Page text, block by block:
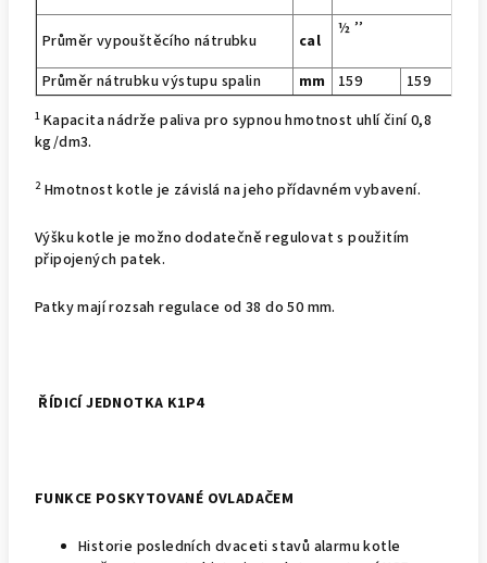
Průměr vypouštěcího nátrubku cal
½ ’’
Průměr nátrubku výstupu spalin mm 159 159
1 Kapacita nádrže paliva pro sypnou hmotnost uhlí činí 0,8
kg/dm3.
2Hmotnost kotle je závislá na jeho přídavném vybavení.
Výšku kotle je možno dodatečně regulovat s použitím
připojených patek.
Patky mají rozsah regulace od 38 do 50 mm.
ŘÍDICÍ JEDNOTKA K1P4
FUNKCE POSKYTOVANÉ OVLADAČEM
Historie posledních dvaceti stavů alarmu kotle